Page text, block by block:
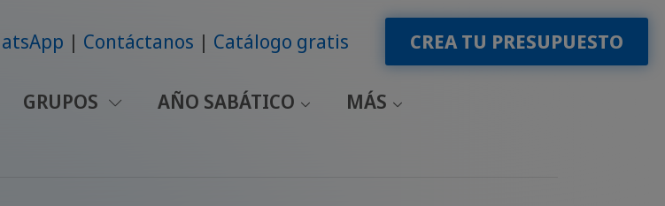
Contáctanos Catálogo gratis CREA TU PRESUPUESTO
GRUPOS AÑO SABÁTICO MÁS